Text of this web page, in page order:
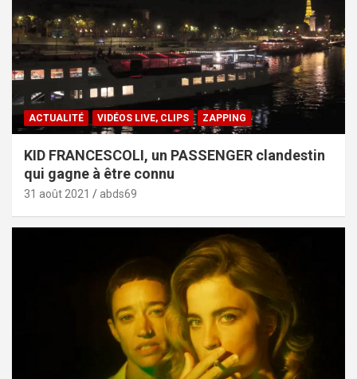
ACTUALITÉ VIDÉOS LIVE, CLIPS ZAPPING
KID FRANCESCOLI, un PASSENGER clandestin
qui gagne à être connu
31 août 2021 abds69